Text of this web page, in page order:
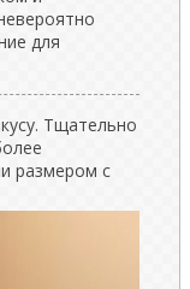
для
Тщательно
размером с